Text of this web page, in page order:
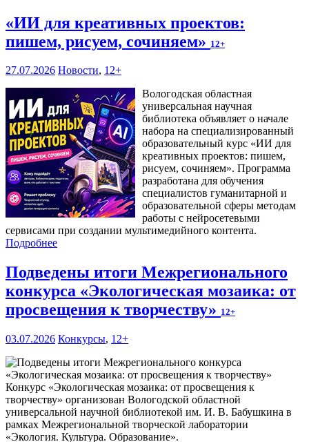
«ИИ для креативных проектов:
пишем, рисуем, сочиняем» 12+
27.07.2026 Новости, 12+
Вологодская областная
универсальная научная
библиотека объявляет о начале
набора на специализированный
образовательный курс «ИИ для
креативных проектов: пишем,
рисуем, сочиняем». Программа
разработана для обучения
специалистов гуманитарной и
образовательной сферы методам
работы с нейросетевыми
сервисами при создании мультимедийного контента.
Подробнее
Подведены итоги Межрегионального
конкурса «Экологическая мозаика: от
просвещения к творчеству» 12+
03.07.2026 Конкурсы, 12+
Конкурс «Экологическая мозаика: от просвещения к
творчеству» организован Вологодской областной
универсальной научной библиотекой им. И. В. Бабушкина в
рамках Межрегиональной творческой лаборатории
«Экология. Культура. Образование».